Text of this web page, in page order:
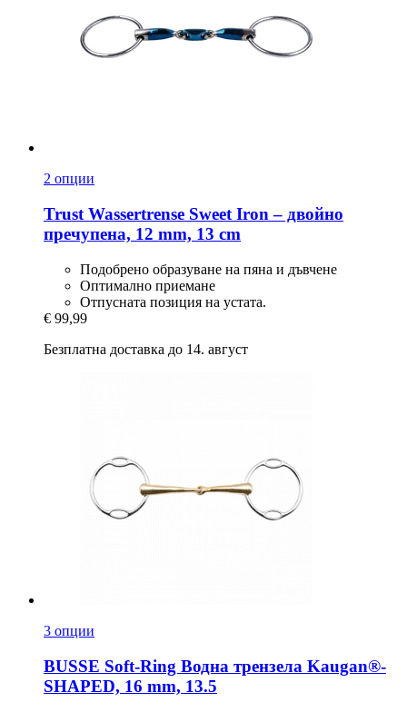
2 опции
Trust Wassertrense Sweet Iron – двойно
пречупена, 12 mm, 13 cm
Подобрено образуване на пяна и дъвчене
Оптимално приемане
Отпусната позиция на устата.
€ 99,99
Безплатна доставка до 14. август
3 опции
BUSSE Soft-​Ring Водна трензела Kaugan®-​
SHAPED, 16 mm, 13.5